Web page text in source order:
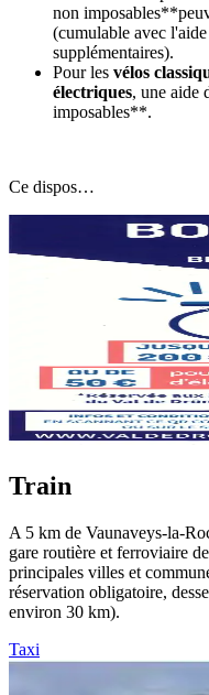
non
(cumulable avec
supplémentaires).
Pour les vélos
électriques, une aide
imposables**.
Ce dispos…
Train
A 5 km de Vaunaveys-la-
gare routière et ferroviaire
principales villes et
réservation obligatoire,
environ 30 km).
Taxi